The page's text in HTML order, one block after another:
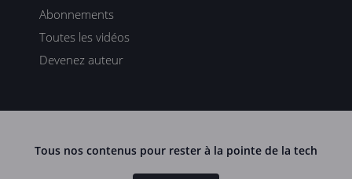
Abonnements
Toutes les vidéos
Devenez auteur
Tous nos contenus pour rester à la pointe de la tech